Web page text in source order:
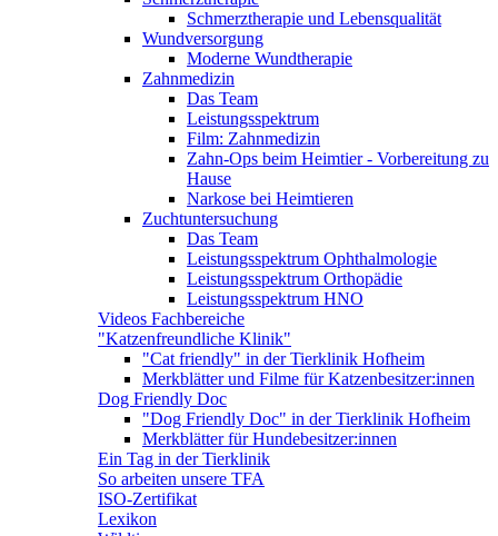
Schmerztherapie und Lebensqualität
Wundversorgung
Moderne Wundtherapie
Zahnmedizin
Das Team
Leistungsspektrum
Film: Zahnmedizin
Zahn-Ops beim Heimtier - Vorbereitung zu
Hause
Narkose bei Heimtieren
Zuchtuntersuchung
Das Team
Leistungsspektrum Ophthalmologie
Leistungsspektrum Orthopädie
Leistungsspektrum HNO
Videos Fachbereiche
"Katzenfreundliche Klinik"
"Cat friendly" in der Tierklinik Hofheim
Merkblätter und Filme für Katzenbesitzer:innen
Dog Friendly Doc
"Dog Friendly Doc" in der Tierklinik Hofheim
Merkblätter für Hundebesitzer:innen
Ein Tag in der Tierklinik
So arbeiten unsere TFA
ISO-Zertifikat
Lexikon